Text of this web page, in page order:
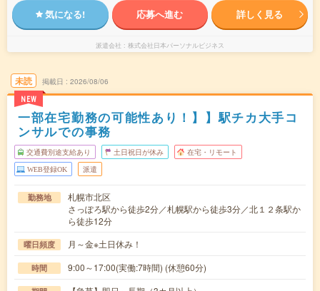
気になる! 応募へ進む 詳しく見る
派遣会社 株式会社日本パーソナルビジネス
未読
NEW
掲載日 2026/08/06
一部在宅勤務の可能性あり！】】駅チカ大手コ
ンサルでの事務
交通費別途支給あり 土日祝日が休み 在宅・リモート
WEB登録OK 派遣
勤務地
札幌市北区
さっぽろ駅から徒歩2分／札幌駅から徒歩3分／北１２条駅か
ら徒歩12分
曜日頻度 月～金※土日休み！
時間 9:00～17:00(実働:7時間) (休憩60分)